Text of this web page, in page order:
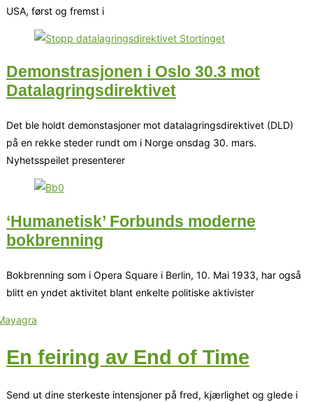
USA, først og fremst i
Demonstrasjonen i Oslo 30.3 mot
Datalagringsdirektivet
Det ble holdt demonstasjoner mot datalagringsdirektivet (DLD)
på en rekke steder rundt om i Norge onsdag 30. mars.
Nyhetsspeilet presenterer
‘Humanetisk’ Forbunds moderne
bokbrenning
Bokbrenning som i Opera Square i Berlin, 10. Mai 1933, har også
blitt en yndet aktivitet blant enkelte politiske aktivister
En feiring av End of Time
Send ut dine sterkeste intensjoner på fred, kjærlighet og glede i